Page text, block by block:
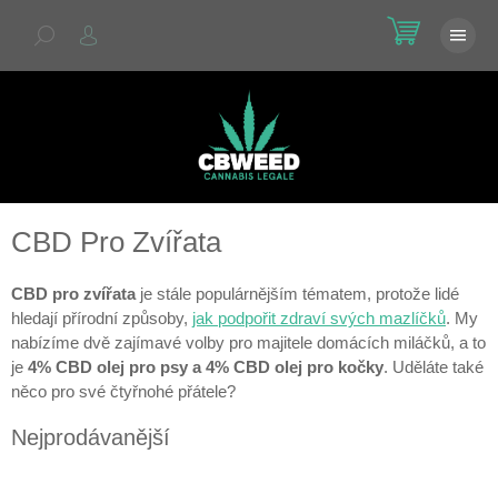
CBD Pro Zvířata
CBD pro zvířata je stále populárnějším tématem, protože lidé
hledají přírodní způsoby, jak podpořit zdraví svých mazlíčků. My
nabízíme dvě zajímavé volby pro majitele domácích miláčků, a to
je 4% CBD olej pro psy a 4% CBD olej pro kočky. Uděláte také
něco pro své čtyřnohé přátele?
Nejprodávanější